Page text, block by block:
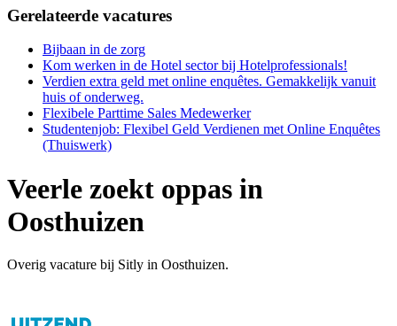
Gerelateerde vacatures
Bijbaan in de zorg
Kom werken in de Hotel sector bij Hotelprofessionals!
Verdien extra geld met online enquêtes. Gemakkelijk vanuit
huis of onderweg.
Flexibele Parttime Sales Medewerker
Studentenjob: Flexibel Geld Verdienen met Online Enquêtes
(Thuiswerk)
Veerle zoekt oppas in
Oosthuizen
Overig vacature bij Sitly in Oosthuizen.